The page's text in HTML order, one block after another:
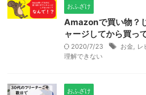
おふざけ
Amazonで買い物？
ャージしてから買っ
2020/7/23 お金 レ
理解できない
おふざけ